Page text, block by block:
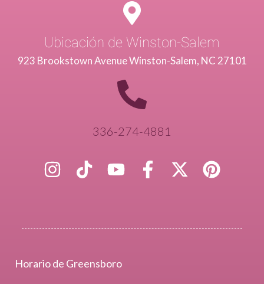
Ubicación de Winston-Salem
923 Brookstown Avenue Winston-Salem, NC 27101
336-274-4881
Horario de Greensboro